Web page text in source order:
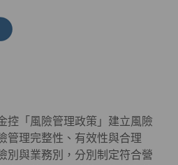
控「風險管理政策」建立風險
管理完整性、有效性與合理
別與業務別，分別制定符合營